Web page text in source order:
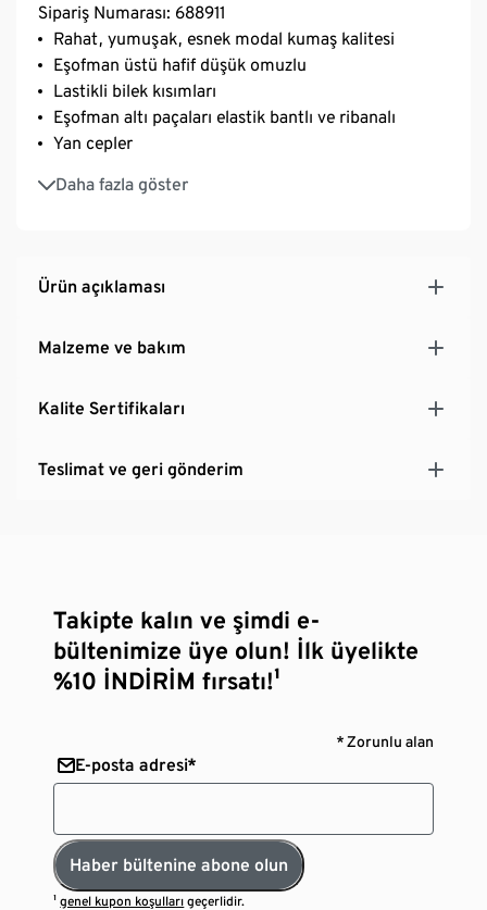
Sipariş Numarası: 688911
Rahat, yumuşak, esnek modal kumaş kalitesi
Eşofman üstü hafif düşük omuzlu
Lastikli bilek kısımları
Eşofman altı paçaları elastik bantlı ve ribanalı
Yan cepler
Daha fazla göster
Uzun ömürlü ve yıkamaya dirençli olması için
yüksek kaliteli marka elastanlı
Ürün açıklaması
Malzeme ve bakım
Kalite Sertifikaları
Teslimat ve geri gönderim
Takipte kalın ve şimdi e-
bültenimize üye olun! İlk üyelikte
%10 İNDİRİM fırsatı!¹
* Zorunlu alan
E-posta adresi*
Haber bültenine abone olun
¹genel kupon koşulları geçerlidir.